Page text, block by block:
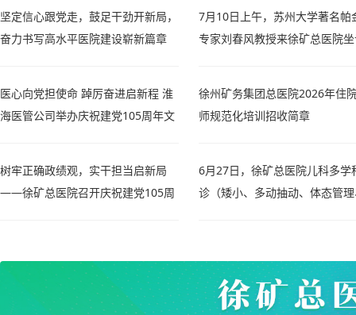
坚定信心跟党走，鼓足干劲开新局，
奋力书写高水平医院建设崭新篇章
医心向党担使命 踔厉奋进启新程 淮
海医管公司举办庆祝建党105周年文
树牢正确政绩观，实干担当启新局
——徐矿总医院召开庆祝建党105周
7月10日上午，苏州大学著名帕
专家刘春风教授来徐矿总医院
徐州矿务集团总医院2026年住
师规范化培训招收简章
6月27日，徐矿总医院儿科多学
诊（矮小、多动抽动、体态管